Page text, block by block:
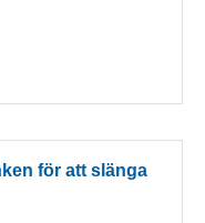
för att slänga